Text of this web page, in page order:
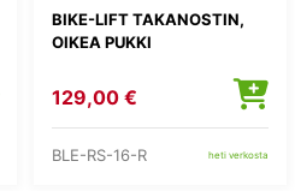
BIKE-LIFT TAKANOSTIN,
OIKEA PUKKI
129,00 €
BLE-RS-16-R heti verkosta